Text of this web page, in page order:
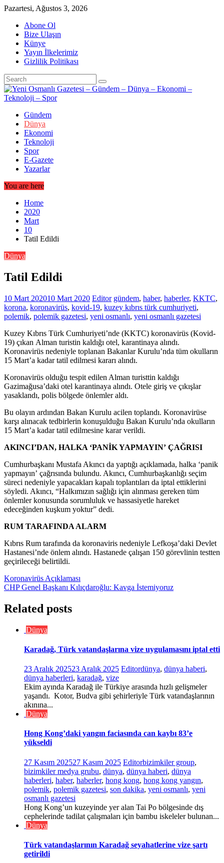
Skip
content
Pazartesi, Ağustos 3, 2026
Abone Ol
Bize Ulaşın
Künye
Yayın İlkelerimiz
Gizlilik Politikası
Gündem
Dünya
Ekonomi
Teknoloji
Spor
E-Gazete
Yazarlar
You are here
Home
2020
Mart
10
Tatil Edildi
Dünya
Tatil Edildi
10 Mart 202010 Mart 2020 Editor gündem, haber, haberler, KKTC,
korona, koronavirüs, kovid-19, kuzey kıbrıs türk cumhuriyeti,
polemik, polemik gazetesi, yeni osmanlı, yeni osmanlı gazetesi
Kuzey Kıbrıs Türk Cumhuriyeti’nde (KKTC) koronavirüs (Kovid-
19) çıkan Alman turistin kaldığı otel, karantinaya alındı.
Koronavirüs nedeniyle toplanan Bakanlar Kurulu’nda tüm okulların
15 Mart’a kadar tatil edilmesi kararı alındı.
Koronavirüs olduğu tespit edilen Alman turisttin kaldığı
Gazimağusa’daki otel karantinaya alındı. Otele giriş ve çıkışlar
yasaklandı, polis bölgede önlemler aldı.
Bu olayın ardından Bakan Kurulu acilen toplandı. Koronavirüse
karşı alınacak tedbirlerin konuşulduğu Bakan Kurulu’nda okulların
15 Mart’a kadar tatil edilmesine karar verildi.
AKINCI’DAN, HALKA ‘PANİK YAPMAYIN’ ÇAĞRISI
Cumhurbaşkanı Mustafa Akıncı da yaptığı açıklamada, halka ‘panik
yapmayın’ çağrısında bulundu. Akıncı, Cumhurbaşkanlığı seçim
süreci nedeniyle yapacakları kapalı toplantıları da iptal ettiklerini
söyledi. Akıncı, “Halkımızın sağlığı için alınması gereken tüm
önlemler konusunda sorumluluk ve hassasiyetle hareket
edeceğinden kuşkum yoktur” dedi.
RUM TARAFINDA ALARM
Kıbrıs Rum tarafında da koronaviris nedeniyle Lefkoşa’daki Devlet
Hastanesi’nde önlem alındı. Hastanede çalışan 150 görevlinin testten
geçirileceği belirtildi.
Yazı
gezinmesi
Koronavirüs Açıklaması
CHP Genel Başkanı Kılıçdaroğlu: Kavga İstemiyoruz
Related posts
Dünya
Karadağ, Türk vatandaşlarına vize uygulamasını iptal etti
23 Aralık 202523 Aralık 2025 Editordünya, dünya haberi,
dünya haberleri, karadağ, vize
Ekim ayında Karadağ ile Türkiye arasında hızlı gelişmeler
yaşandı. Kotor, Budva gibi şehirleriyle Türk vatandaşlarının
akınına...
Dünya
Hong Kong’daki yangın faciasında can kaybı 83’e
yükseldi
27 Kasım 202527 Kasım 2025 Editorbizimkiler group,
bizimkiler medya grubu, dünya, dünya haberi, dünya
haberleri, haber, haberler, hong kong, hong kong yangın,
polemik, polemik gazetesi, son dakika, yeni osmanlı, yeni
osmanlı gazetesi
Hong Kong’un kuzeyinde yer alan Tai Po bölgesinde dış
cephelerinde tadilat çalışmaları için bambu iskeleler bulunan...
Dünya
Türk vatandaşlarının Karadağ seyahatlerine vize şartı
getirildi